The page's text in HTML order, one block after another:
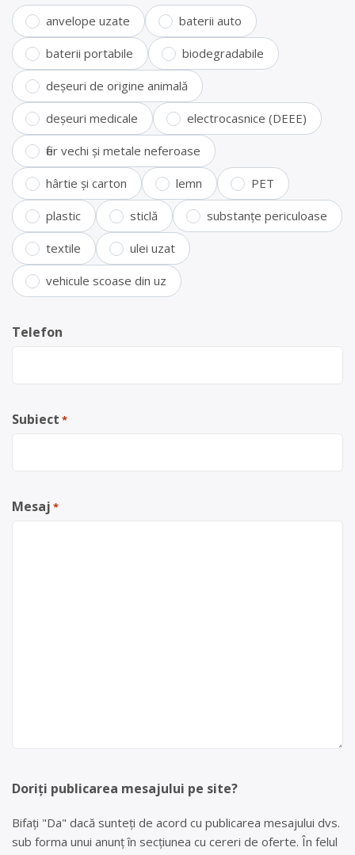
anvelope uzate baterii auto
baterii portabile biodegradabile
deșeuri de origine animală
deșeuri medicale electrocasnice (DEEE)
fier vechi și metale neferoase
hârtie și carton lemn PET
plastic sticlă substanțe periculoase
textile ulei uzat
vehicule scoase din uz
Telefon
Subiect *
Mesaj *
Doriți publicarea mesajului pe site?
Bifați "Da" dacă sunteți de acord cu publicarea mesajului dvs.
sub forma unui anunț în secțiunea cu cereri de oferte. În felul